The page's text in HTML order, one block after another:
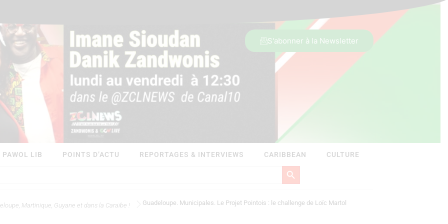
S'abonner à la Newsletter
PAWOL LIB POINTS D’ACTU REPORTAGES & INTERVIEWS CARIBBEAN CULTURE
Search Button
Martinique, Guyane et dans la Caraïbe ! Guadeloupe. Municipales. Le Projet Pointois : le challenge de Loïc Martol